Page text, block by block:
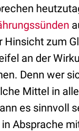
zum
an der
Denn wer
Mittel in
es sinnvoll
Absprache